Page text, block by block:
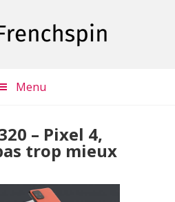
Menu
– Pixel 4,
trop mieux